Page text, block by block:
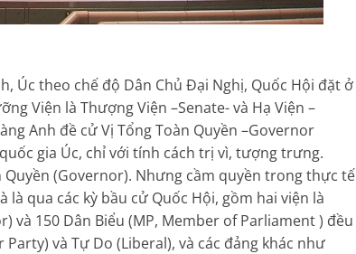
Úc theo chế độ Dân Chủ Đại Nghị, Quốc Hội đặt ở
Viện là Thượng Viện –Senate- và Hạ Viện –
Anh đề cử Vị Tổng Toàn Quyền –Governor
gia Úc, chỉ với tính cách trị vì, tượng trưng.
(Governor). Nhưng cầm quyền trong thực tế
qua các kỳ bầu cử Quốc Hội, gồm hai viện là
và 150 Dân Biểu (MP, Member of Parliament ) đều
và Tự Do (Liberal), và các đảng khác như